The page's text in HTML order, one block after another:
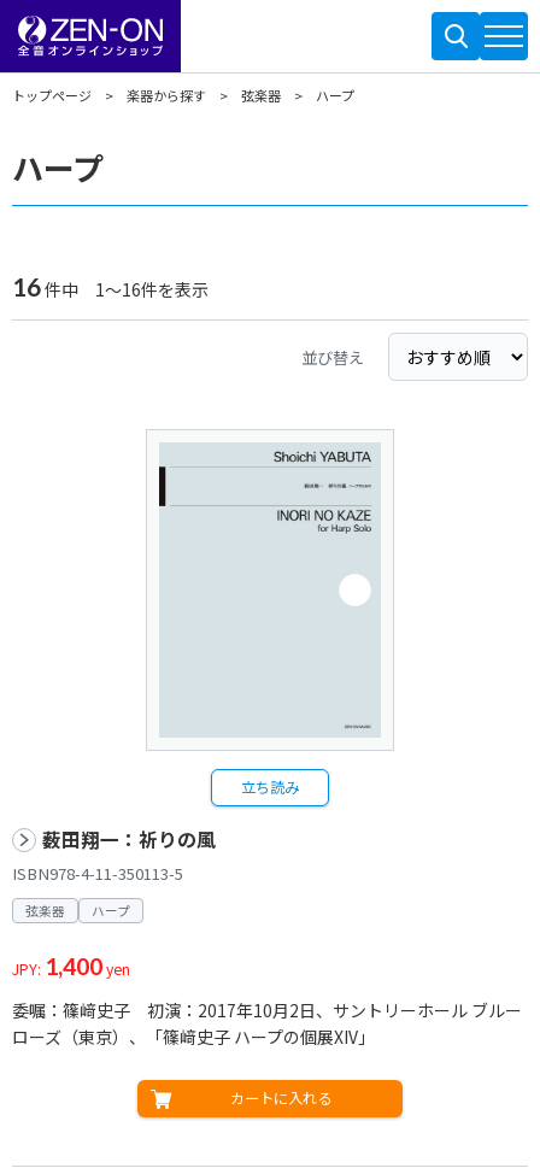
トップページ 楽器から探す 弦楽器 ハープ
ハープ
16件中 1～16件を表示
並び替え
立ち読み
薮田翔一：祈りの風
ISBN978-4-11-350113-5
弦楽器 ハープ
JPY: 1,400yen
委嘱：篠﨑史子 初演：2017年10月2日、サントリーホール ブルー
ローズ（東京）、「篠﨑史子 ハープの個展XIV」
カートに入れる